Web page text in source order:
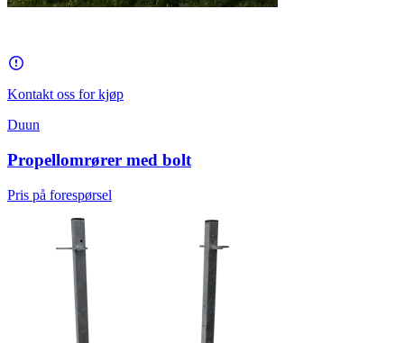
Kontakt oss for kjøp
Duun
Propellomrører med bolt
Pris på forespørsel